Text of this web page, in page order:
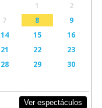
1
2
7 8
9
14 15
16
21 22
23
28 29
30
Ver espectáculos